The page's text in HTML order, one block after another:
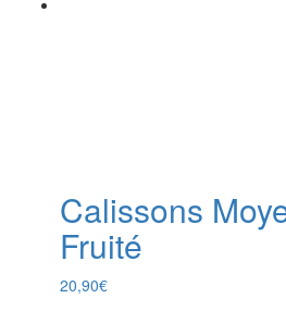
Calissons
Fruité
20,90€